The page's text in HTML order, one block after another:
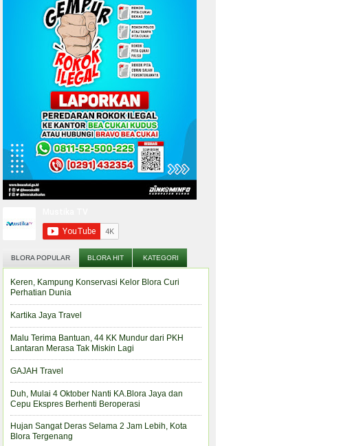
BLORA POPULAR BLORA HIT KATEGORI
Keren, Kampung Konservasi Kelor Blora Curi
Perhatian Dunia
Kartika Jaya Travel
Malu Terima Bantuan, 44 KK Mundur dari PKH
Lantaran Merasa Tak Miskin Lagi
GAJAH Travel
Duh, Mulai 4 Oktober Nanti KA.Blora Jaya dan
Cepu Ekspres Berhenti Beroperasi
Hujan Sangat Deras Selama 2 Jam Lebih, Kota
Blora Tergenang